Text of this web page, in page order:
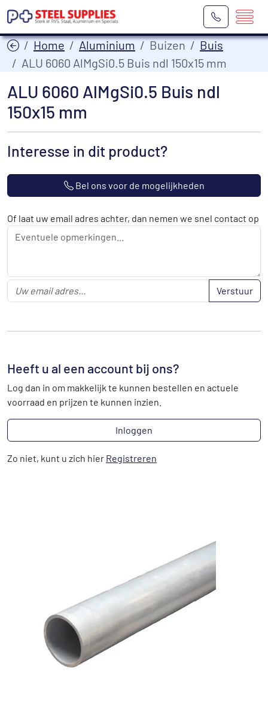
Home Aluminium Buizen
Buis
ALU 6060 AlMgSi0.5 Buis ndl 150x15 mm
ALU 6060 AlMgSi0.5 Buis ndl
150x15 mm
Interesse in dit product?
Bel ons voor de mogelijkheden
Of laat uw email adres achter, dan nemen we snel contact op
Verstuur
Heeft u al een account bij ons?
Log dan in om makkelijk te kunnen bestellen en actuele
voorraad en prijzen te kunnen inzien.
Inloggen
Zo niet, kunt u zich hier Registreren